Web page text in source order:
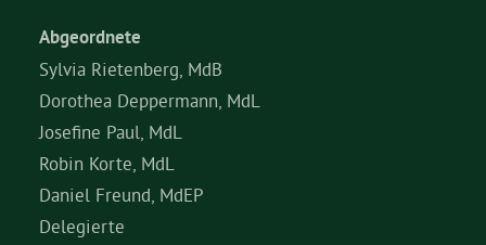
Abgeordnete
Sylvia Rietenberg, MdB
Dorothea Deppermann, MdL
Josefine Paul, MdL
Robin Korte, MdL
Daniel Freund, MdEP
Delegierte